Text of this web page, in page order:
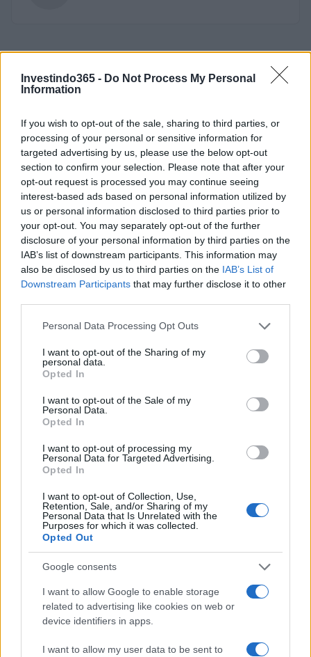
Investindo365 - Do Not Process My Personal
Information
If you wish to opt-out of the sale, sharing to third parties, or
processing of your personal or sensitive information for
targeted advertising by us, please use the below opt-out
section to confirm your selection. Please note that after your
opt-out request is processed you may continue seeing
interest-based ads based on personal information utilized by
us or personal information disclosed to third parties prior to
your opt-out. You may separately opt-out of the further
disclosure of your personal information by third parties on the
IAB’s list of downstream participants. This information may
also be disclosed by us to third parties on the IAB’s List of
Downstream Participants that may further disclose it to other
Please note that this website/app uses one or more Google
not limited to your visit or usage behaviour. You may click to
grant or deny consent to Google and its third-party tags to
use your data for below specified purposes in below Google
consent section.
Personal Data Processing Opt Outs
I want to opt-out of the Sharing of my
personal data.
Opted In
I want to opt-out of the Sale of my
Personal Data.
Opted In
I want to opt-out of processing my
Personal Data for Targeted Advertising.
Opted In
I want to opt-out of Collection, Use,
Retention, Sale, and/or Sharing of my
Personal Data that Is Unrelated with the
Purposes for which it was collected.
Opted Out
Google consents
I want to allow Google to enable storage
related to advertising like cookies on web or
device identifiers in apps.
I want to allow my user data to be sent to
Continue lendo
CRYPTO
Como escolher e usar carteiras de autocustódia para
segurança de criptoativos
Rafael Oliveira · 6 ago 2026